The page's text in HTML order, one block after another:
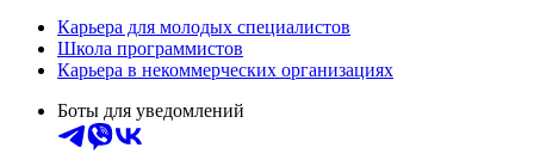
Карьера для молодых специалистов
Школа программистов
Карьера в некоммерческих организациях
Боты для уведомлений